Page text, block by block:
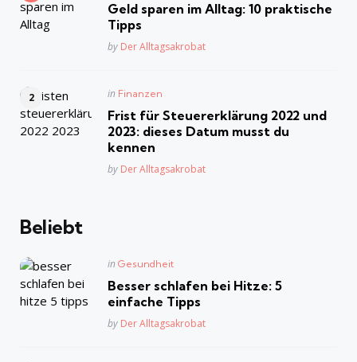
Geld sparen im Alltag: 10 praktische
Tipps
Posted
by Der Alltagsakrobat
Posted
in Finanzen
Frist für Steuererklärung 2022 und
2023: dieses Datum musst du
kennen
Posted
by Der Alltagsakrobat
Beliebt
Posted
in Gesundheit
Besser schlafen bei Hitze: 5
einfache Tipps
Posted
by Der Alltagsakrobat